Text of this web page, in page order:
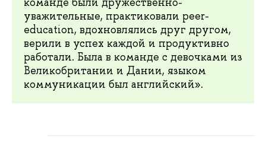
уважительные, практиковали peer-
education, вдохновлялись друг другом,
верили в успех каждой и продуктивно
работали. Была в команде с девочками из
Великобритании и Дании, языком
коммуникации был английский».